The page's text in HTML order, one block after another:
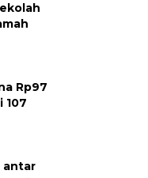
Rp97
107
antar